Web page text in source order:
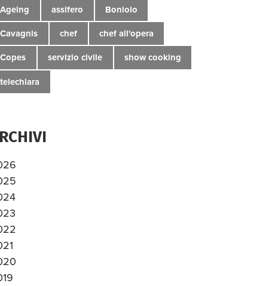
Ageing assifero Boniolo
Cavagnis chef chef all'opera
Copes servizio civile show cooking
telechiara